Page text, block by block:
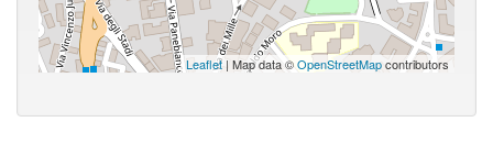
Leaflet| Map data ©OpenStreetMapcontributors